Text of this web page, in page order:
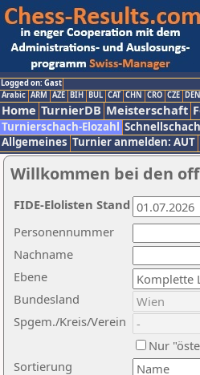
Logged on: Gast
Arabic ARM AZE BIH BUL CAT CHN CRO CZE DEN
Home TurnierDB Meisterschaft
Turnierschach-Elozahl
Allgemeines Turnier anmelden: AUT
Willkommen bei den
Nachname
Ebene
Sortierung
Personennummer
Bundesland
Spgem./Kreis/Verein
Nur
FIDE-Elolisten Stand